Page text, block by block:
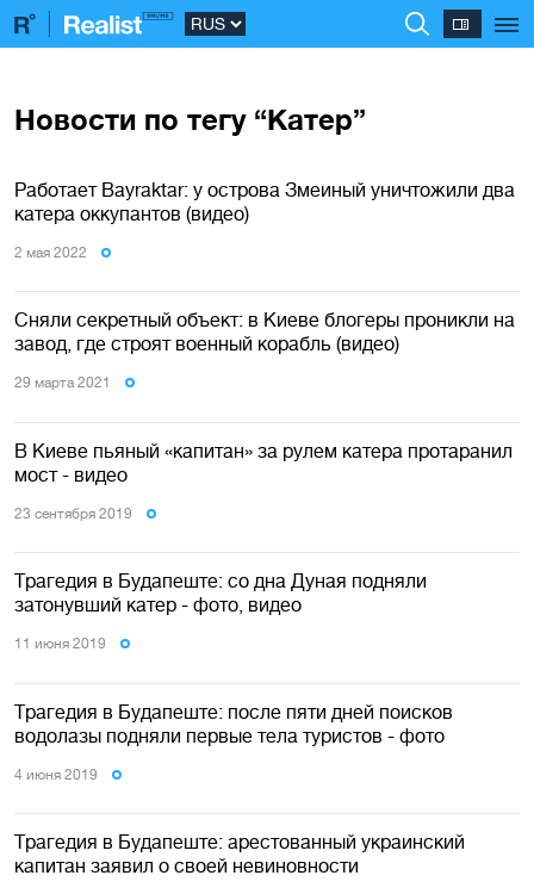
Новости по тегу “Катер”
Работает Bayraktar: у острова Змеиный уничтожили два
катера оккупантов (видео)
2 мая 2022
Сняли секретный объект: в Киеве блогеры проникли на
завод, где строят военный корабль (видео)
29 марта 2021
В Киеве пьяный «капитан» за рулем катера протаранил
мост - видео
23 сентября 2019
Трагедия в Будапеште: со дна Дуная подняли
затонувший катер - фото, видео
11 июня 2019
Трагедия в Будапеште: после пяти дней поисков
водолазы подняли первые тела туристов - фото
4 июня 2019
Трагедия в Будапеште: арестованный украинский
капитан заявил о своей невиновности